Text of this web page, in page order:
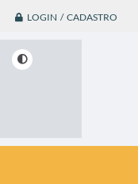
LOGIN / CADASTRO